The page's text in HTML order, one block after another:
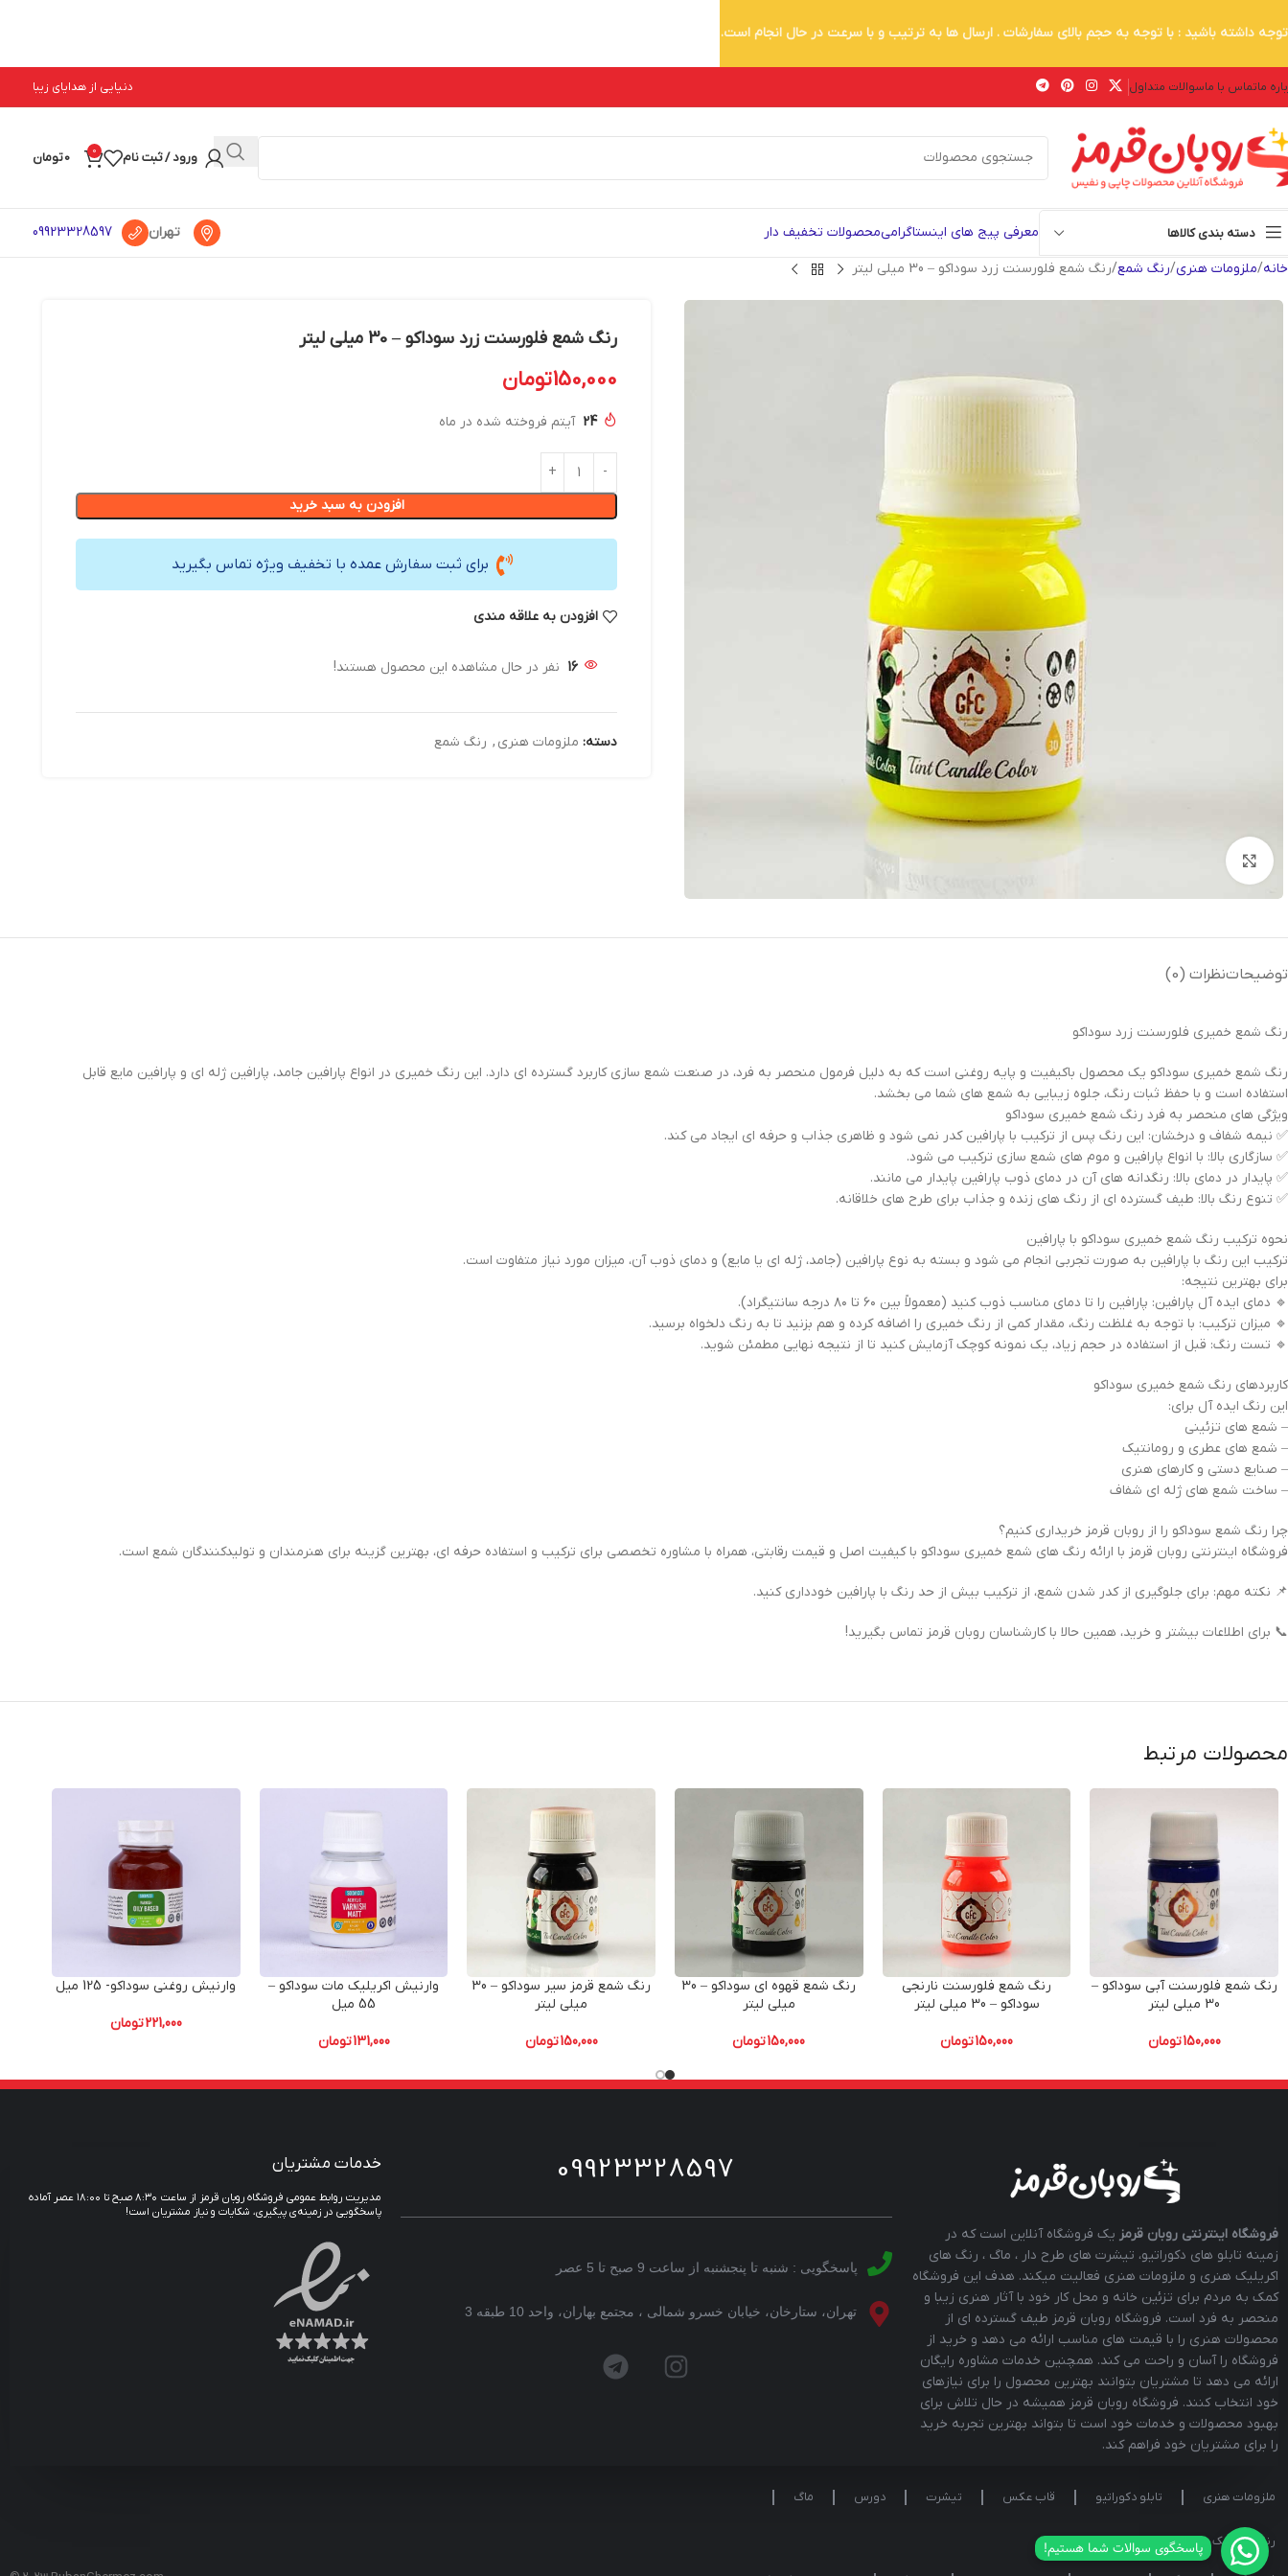
ماتماس با ماسوالات متداول دنیایی از هدایای زیبا
ورود / ثبت نام 0
0تومان
دسته بندی کالاها معرفی پیج های اینستاگرامیمحصولات تخفیف دار تهران 09923328597
خانه ملزومات هنری رنگ شمع رنگ شمع فلورسنت زرد سوداکو – 30 میلی لیتر
رنگ شمع فلورسنت زرد سوداکو – 30 میلی لیتر
150,000تومان
24 آیتم فروخته شده در ماه
افزودن به سبد خرید
برای ثبت سفارش عمده با تخفیف ویژه تماس بگیرید
افزودن به علاقه مندی
16 نفر در حال مشاهده این محصول هستند!
دسته: ملزومات هنری , رنگ شمع
توضیحاتنظرات (0)
رنگ شمع خمیری فلورسنت زرد سوداکو
رنگ شمع خمیری سوداکو یک محصول باکیفیت و پایه روغنی است که به دلیل فرمول منحصر به فرد، در صنعت شمع سازی کاربرد گسترده ای دارد. این رنگ خمیری در انواع پارافین جامد، پارافین ژله ای و پارافین مایع قابل
استفاده است و با حفظ ثبات رنگ، جلوه زیبایی به شمع های شما می بخشد.
ویژگی های منحصر به فرد رنگ شمع خمیری سوداکو
✅ نیمه شفاف و درخشان: این رنگ پس از ترکیب با پارافین کدر نمی شود و ظاهری جذاب و حرفه ای ایجاد می کند.
✅ سازگاری بالا: با انواع پارافین و موم های شمع سازی ترکیب می شود.
✅ پایدار در دمای بالا: رنگدانه های آن در دمای ذوب پارافین پایدار می مانند.
✅ تنوع رنگ بالا: طیف گسترده ای از رنگ های زنده و جذاب برای طرح های خلاقانه.
نحوه ترکیب رنگ شمع خمیری سوداکو با پارافین
ترکیب این رنگ با پارافین به صورت تجربی انجام می شود و بسته به نوع پارافین (جامد، ژله ای یا مایع) و دمای ذوب آن، میزان مورد نیاز متفاوت است.
برای بهترین نتیجه:
🔹 دمای ایده آل پارافین: پارافین را تا دمای مناسب ذوب کنید (معمولاً بین ۶۰ تا ۸۰ درجه سانتیگراد).
🔹 میزان ترکیب: با توجه به غلظت رنگ، مقدار کمی از رنگ خمیری را اضافه کرده و هم بزنید تا به رنگ دلخواه برسید.
🔹 تست رنگ: قبل از استفاده در حجم زیاد، یک نمونه کوچک آزمایش کنید تا از نتیجه نهایی مطمئن شوید.
کاربردهای رنگ شمع خمیری سوداکو
این رنگ ایده آل برای:
– شمع های تزئینی
– شمع های عطری و رومانتیک
– صنایع دستی و کارهای هنری
– ساخت شمع های ژله ای شفاف
چرا رنگ شمع سوداکو را از روبان قرمز خریداری کنیم؟
فروشگاه اینترنتی روبان قرمز با ارائه رنگ های شمع خمیری سوداکو با کیفیت اصل و قیمت رقابتی، همراه با مشاوره تخصصی برای ترکیب و استفاده حرفه ای، بهترین گزینه برای هنرمندان و تولیدکنندگان شمع است.
📌 نکته مهم: برای جلوگیری از کدر شدن شمع، از ترکیب بیش از حد رنگ با پارافین خودداری کنید.
📞 برای اطلاعات بیشتر و خرید، همین حالا با کارشناسان روبان قرمز تماس بگیرید!
محصولات مرتبط
رنگ شمع فلورسنت آبی سوداکو –
30 میلی لیتر
150,000تومان
رنگ شمع فلورسنت نارنجی
سوداکو – 30 میلی لیتر
150,000تومان
رنگ شمع قهوه ای سوداکو – 30
میلی لیتر
150,000تومان
رنگ شمع قرمز سیر سوداکو – 30
میلی لیتر
150,000تومان
وارنیش اکریلیک مات سوداکو –
55 میل
131,000تومان
وارنیش روغنی سوداکو- 125 میل
221,000تومان
فروشگاه اینترنتی روبان قرمز یک فروشگاه آنلاین است که در
زمینه تابلو های دکوراتیو، تیشرت های طرح دار ، ماگ ، رنگ های
اکریلیک هنری و ملزومات هنری فعالیت میکند. هدف این فروشگاه
کمک به مردم برای تزئین خانه و محل کار خود با آثار هنری زیبا و
منحصر به فرد است. فروشگاه روبان قرمز طیف گسترده ای از
محصولات هنری را با قیمت های مناسب ارائه می دهد و خرید از
فروشگاه را آسان و راحت می کند. همچنین خدمات مشاوره رایگان
ارائه می دهد تا مشتریان بتوانند بهترین محصول را برای نیازهای
خود انتخاب کنند. فروشگاه روبان قرمز همیشه در حال تلاش برای
بهبود محصولات و خدمات خود است تا بتواند بهترین تجربه خرید
را برای مشتریان خود فراهم کند.
09923328597
پاسخگویی : شنبه تا پنجشنبه از ساعت 9 صبح تا 5 عصر
تهران، ستارخان، خیابان خسرو شمالی ، مجتمع بهاران، واحد 10 طبقه 3
پاسخگوی سوالات شما هستیم!
خدمات مشتریان
مدیریت روابط عمومی فروشگاه روبان قرمز از ساعت ۸:۳۰ صبح تا ۱۸:۰۰ عصر آماده
پاسخگویی در زمینه‌ی پیگیری، شکایات و نیاز مشتریان است!
ملزومات هنری تابلو دکوراتیو قاب عکس تیشرت دورس ماگ
رنگ اکریلیک سوداکو
توجه داشته باشید : با توجه به حجم بالای سفارشات . ارسال ها به ترتیب و با سرعت در حال انجام است.